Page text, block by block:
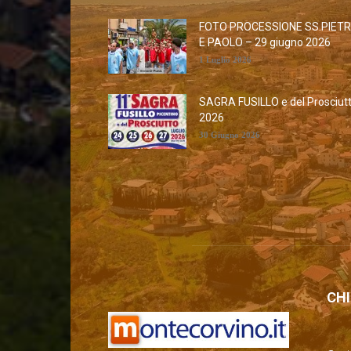
FOTO PROCESSIONE
E PAOLO – 29 giugno 2026
1 Luglio 2026
SAGRA FUSILLO e del
2026
30 Giugno 2026